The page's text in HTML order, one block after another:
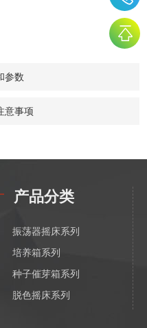
参数
意事项
产品分类
振荡器摇床系列
培养箱系列
种子催芽箱系列
脱色摇床系列